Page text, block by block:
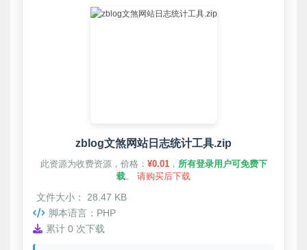
zblog文煞网站日志统计工具.zip
此资源为收费资源，价格： ¥0.01， 所有登录用户可免费下
载。 请购买后下载
文件大小： 28.47 KB
脚本语言：PHP
累计 0 次下载